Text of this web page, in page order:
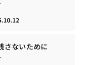
さないために